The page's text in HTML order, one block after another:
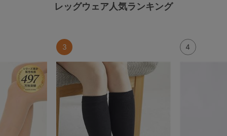
レッグウェア人気ランキング
3 4